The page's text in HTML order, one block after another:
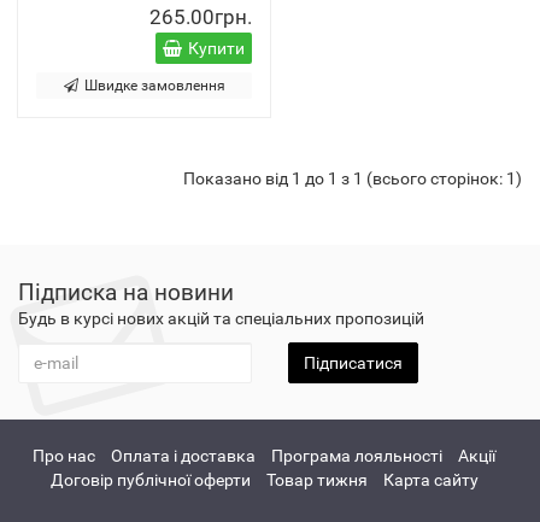
265.00грн.
Купити
Швидке замовлення
Показано від 1 до 1 з 1 (всього сторінок: 1)
Підписка на новини
Будь в курсі нових акцій та спеціальних пропозицій
Підписатися
Про нас Оплата і доставка Програма лояльності
Акції
Договір публічної оферти
Товар тижня Карта сайту